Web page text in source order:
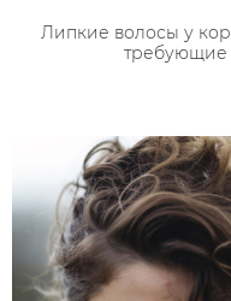
Липкие волосы у
требующие